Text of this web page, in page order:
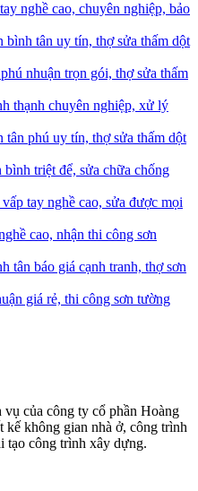
nghề cao, chuyên nghiệp, bảo
bình tân uy tín, thợ sửa thấm dột
nhuận trọn gói, thợ sửa thấm
thạnh chuyên nghiệp, xử lý
phú uy tín, thợ sửa thấm dột
triệt để, sửa chữa chống
tay nghề cao, sửa được mọi
cao, nhận thi công sơn
tân báo giá cạnh tranh, thợ sơn
giá rẻ, thi công sơn tường
của công ty cổ phần Hoàng
kế không gian nhà ở, công trình
tạo công trình xây dựng.